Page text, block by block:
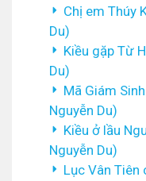
Chị em Thúy
Du)
Kiều gặp Từ
Du)
Mã Giám
Nguyễn Du)
Kiều ở lầu
Nguyễn Du)
Lục Vân Tiên